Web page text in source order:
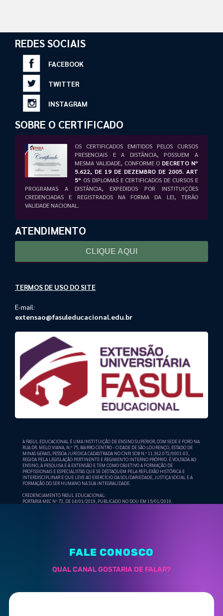
REDES SOCIAIS
FACEBOOK
TWITTER
INSTAGRAM
SOBRE O CERTIFICADO
OS CERTIFICADOS EMITIDOS PELOS CURSOS
PRESENCIAIS E A DISTÂNCIA, POSSUEM A
MESMA VALIDADE, CONFORME O DECRETO Nº
5.622, DE 19 DE DEZEMBRO DE 2005. ART
5º OS DIPLOMAS E CERTIFICADOS DE CURSOS E
PROGRAMAS A DISTÂNCIA, EXPEDIDOS POR INSTITUIÇÕES
CREDENCIADAS E REGISTRADOS NA FORMA DA LEI, TERÃO
VALIDADE NACIONAL.
ATENDIMENTO
CLIQUE AQUI
TERMOS DE USO DO SITE
E-mail:
extensao@fasuleducacional.edu.br
A FASUL EDUCACIONAL É UMA INSTITUIÇÃO DE ENSINO SUPERIOR, COM SEDE E FORO NA
RUA DR. MELO VIANA, N.º 75, BAIRRO CENTRO - CIDADE DE SÃO LOURENÇO, ESTADO DE
MINAS GERAIS, PESSOA JURÍDICA CADASTRADA NO CNPJ SOB N.º 11.362.072/0001-03,
REGIDA PELA LEGISLAÇÃO PERTINENTE E REGIMENTO INTERNO PRÓPRIO. É VOLTADA AO
ENSINO, À PESQUISA E À EXTENSÃO E TEM COMO OBJETIVO A FORMAÇÃO DE
PROFISSIONAIS E ESPECIALISTAS QUE SE DESTAQUEM PELA REFLEXÃO HISTÓRICA E
INTERDISCIPLINAR E QUE LEVE AO EXERCÍCIO DA SOLIDARIEDADE, JUSTIÇA SOCIAL E A
FORMAÇÃO DO SER HUMANO NA SUA INTEGRALIDADE.
CREDENCIAMENTO FASUL EDUCACIONAL:
PORTARIA MEC Nº 73, DE 14/01/2019, PUBLICADO NO DOU EM 15/01/2019.
FALE CONOSCO
QUAL CANAL GOSTARIA DE FALAR?